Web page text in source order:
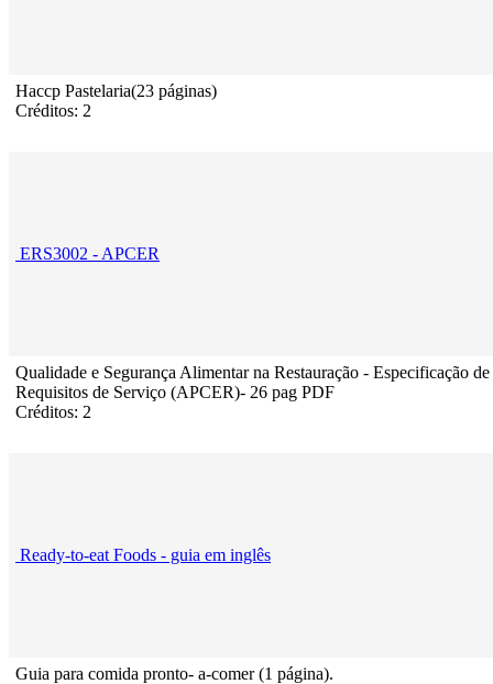
Haccp Pastelaria(23 páginas)
Créditos: 2
ERS3002 - APCER
Qualidade e Segurança Alimentar na Restauração - Especificação de
Requisitos de Serviço (APCER)- 26 pag PDF
Créditos: 2
Ready-to-eat Foods - guia em inglês
Guia para comida pronto- a-comer (1 página).